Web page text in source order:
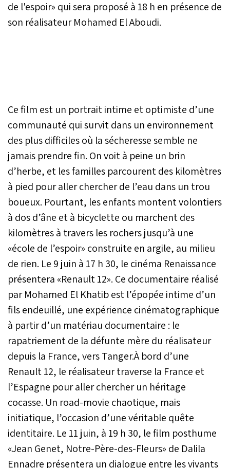
de l'espoir» qui sera proposé à 18 h en présence de
son réalisateur Mohamed El Aboudi.
Ce film est un portrait intime et optimiste d’une
communauté qui survit dans un environnement
des plus difficiles où la sécheresse semble ne
jamais prendre fin. On voit à peine un brin
d’herbe, et les familles parcourent des kilomètres
à pied pour aller chercher de l’eau dans un trou
boueux. Pourtant, les enfants montent volontiers
à dos d’âne et à bicyclette ou marchent des
kilomètres à travers les rochers jusqu’à une
«école de l’espoir» construite en argile, au milieu
de rien. Le 9 juin à 17 h 30, le cinéma Renaissance
présentera «Renault 12». Ce documentaire réalisé
par Mohamed El Khatib est l’épopée intime d’un
fils endeuillé, une expérience cinématographique
à partir d’un matériau documentaire : le
rapatriement de la défunte mère du réalisateur
depuis la France, vers Tanger.À bord d’une
Renault 12, le réalisateur traverse la France et
l’Espagne pour aller chercher un héritage
cocasse. Un road-movie chaotique, mais
initiatique, l’occasion d’une véritable quête
identitaire. Le 11 juin, à 19 h 30, le film posthume
«Jean Genet, Notre-Père-des-Fleurs» de Dalila
Ennadre présentera un dialogue entre les vivants